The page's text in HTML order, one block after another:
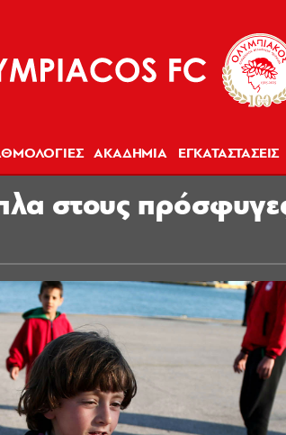
ΑΚΑΔΗΜΙΑ ΕΓΚΑΤΑΣΤΑΣΕΙΣ
στους